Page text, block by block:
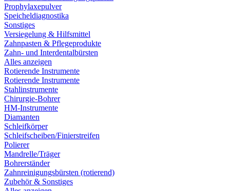
Prophylaxepulver
Speicheldiagnostika
Sonstiges
Versiegelung & Hilfsmittel
Zahnpasten & Pflegeprodukte
Zahn- und Interdentalbürsten
Alles anzeigen
Rotierende Instrumente
Rotierende Instrumente
Stahlinstrumente
Chirurgie-Bohrer
HM-Instrumente
Diamanten
Schleifkörper
Schleifscheiben/Finierstreifen
Polierer
Mandrelle/Träger
Bohrerständer
Zahnreinigungsbürsten (rotierend)
Zubehör & Sonstiges